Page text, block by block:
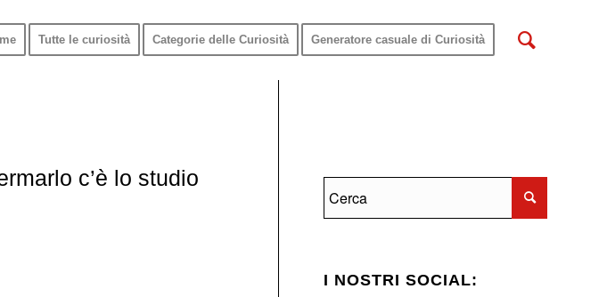
Tutte le curiosità Categorie delle Curiosità Generatore casuale di Curiosità
c’è lo studio
I NOSTRI SOCIAL: